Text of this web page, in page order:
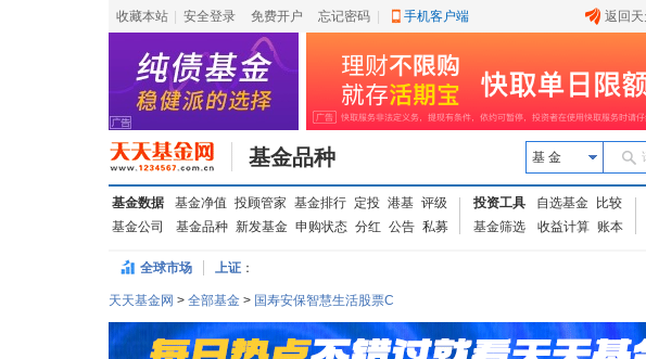
收藏本站 安全登录 免费开户 忘记密码 手机客户端 返回天
基金品种 基 金
基金数据 基金净值 投顾管家 基金排行 定投 港基 评级
基金公司
基金品种 新发基金 申购状态 分红 公告 私募
投资工具 自选基金
比较
基金筛选
收益计算 账本
全球市场 上证：
天天基金网 > 全部基金 > 国寿安保智慧生活股票C